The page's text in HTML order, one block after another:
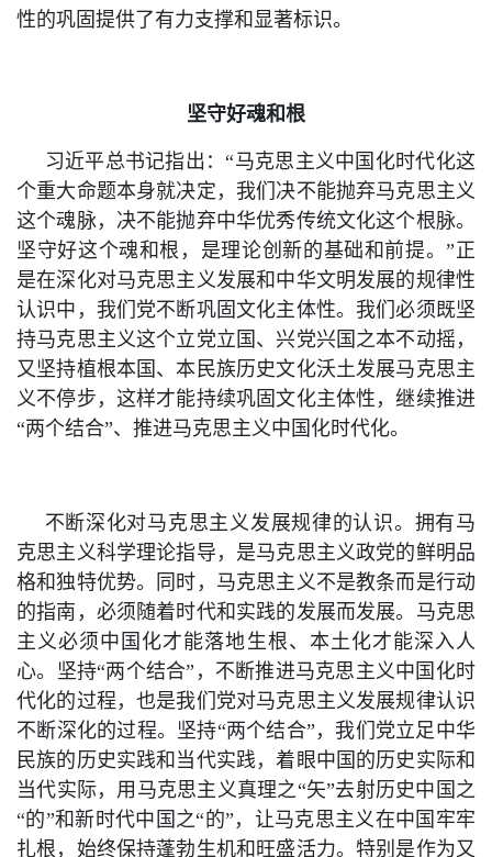
性的巩固提供了有力支撑和显著标识。
坚守好魂和根
习近平总书记指出：“马克思主义中国化时代化这
个重大命题本身就决定，我们决不能抛弃马克思主义
这个魂脉，决不能抛弃中华优秀传统文化这个根脉。
坚守好这个魂和根，是理论创新的基础和前提。”正
是在深化对马克思主义发展和中华文明发展的规律性
认识中，我们党不断巩固文化主体性。我们必须既坚
持马克思主义这个立党立国、兴党兴国之本不动摇，
又坚持植根本国、本民族历史文化沃土发展马克思主
义不停步，这样才能持续巩固文化主体性，继续推进
“两个结合”、推进马克思主义中国化时代化。
不断深化对马克思主义发展规律的认识。拥有马
克思主义科学理论指导，是马克思主义政党的鲜明品
格和独特优势。同时，马克思主义不是教条而是行动
的指南，必须随着时代和实践的发展而发展。马克思
主义必须中国化才能落地生根、本土化才能深入人
心。坚持“两个结合”，不断推进马克思主义中国化时
代化的过程，也是我们党对马克思主义发展规律认识
不断深化的过程。坚持“两个结合”，我们党立足中华
民族的历史实践和当代实践，着眼中国的历史实际和
当代实际，用马克思主义真理之“矢”去射历史中国之
“的”和新时代中国之“的”，让马克思主义在中国牢牢
扎根，始终保持蓬勃生机和旺盛活力。特别是作为又